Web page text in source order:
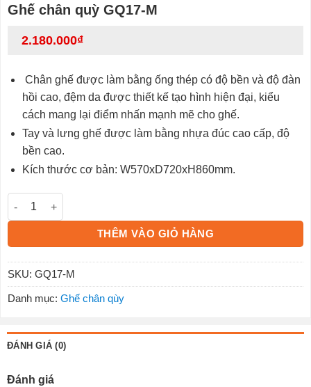
Ghế chân quỳ GQ17-M
2.180.000₫
Chân ghế được làm bằng ống thép có độ bền và độ đàn
hồi cao, đệm da được thiết kế tạo hình hiện đại, kiểu
cách mang lại điểm nhấn mạnh mẽ cho ghế.
Tay và lưng ghế được làm bằng nhựa đúc cao cấp, độ
bền cao.
Kích thước cơ bản: W570xD720xH860mm.
Ghế chân quỳ GQ17-M số lượng
THÊM VÀO GIỎ HÀNG
SKU: GQ17-M
Danh mục: Ghế chân qùy
ĐÁNH GIÁ (0)
Đánh giá